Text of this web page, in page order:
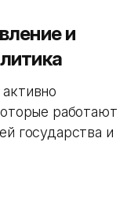
и
работают
государства и